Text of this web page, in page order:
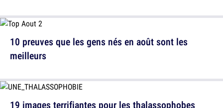
19 images terrifiantes pour les thalassophobes
10 preuves que les gens nés en août sont les
meilleurs